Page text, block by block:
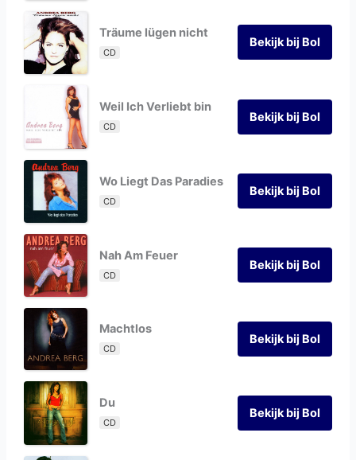
Träume lügen nicht
CD
Bekijk bij Bol
Weil Ich Verliebt bin
CD
Bekijk bij Bol
Wo Liegt Das Paradies
CD
Bekijk bij Bol
Nah Am Feuer
CD
Bekijk bij Bol
Machtlos
CD
Bekijk bij Bol
Du
CD
Bekijk bij Bol